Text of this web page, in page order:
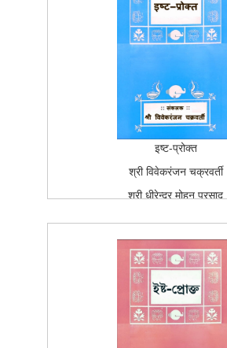
ତୃତୀୟ ପ୍ରକାଶ
2013-02-13T15:26:37Z
इष्ट-प्रोक्त
श्री विवेकरंजन चक्रवर्ती
श्री धीरेन्द्र मोहन प्रसाद
बांग्ला
चर्याश्रम प्रकाशन
प्रथम प्रकाश
2003-02-13T15:26:37Z